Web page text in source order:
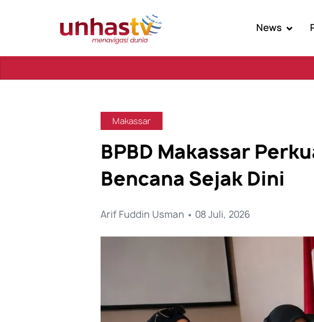
News
Sebuah
Makassar
BPBD Makassar
Bencana Sejak Dini
Arif Fuddin Usman • 08 Juli, 2026